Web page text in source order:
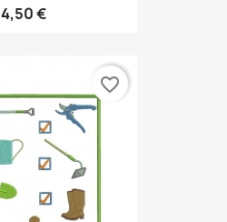
4,50 €
favorite_border